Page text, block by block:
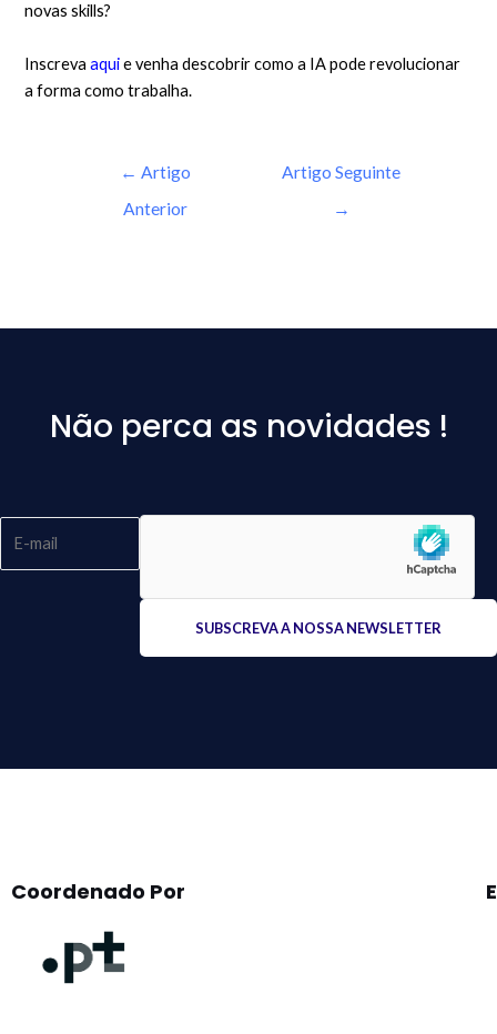
novas skills?
Inscrevaaquie venha descobrir como a IA pode revolucionar
a forma como trabalha.
← Artigo
Anterior
Artigo Seguinte
→
Não perca as novidades !
Coordenado Por